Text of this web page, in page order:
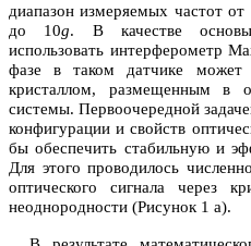
диапазон измеряемых частот
до 10g. В качестве основы
использовать интерферометр
фазе в таком датчике может
кристаллом, размещенным в
системы. Первоочередной
конфигурации и свойств
бы обеспечить стабильную и
Для этого проводилось
оптического сигнала через
неоднородности (Рисунок 1 а).